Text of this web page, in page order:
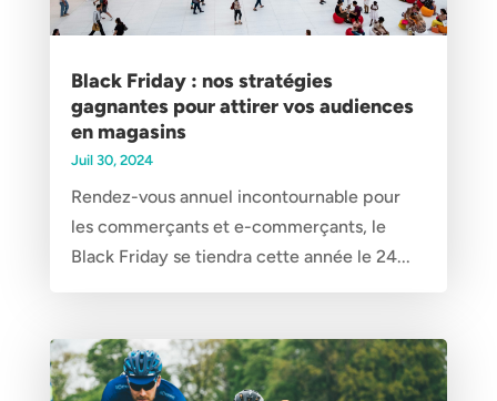
Black Friday : nos stratégies
gagnantes pour attirer vos audiences
en magasins
Juil 30, 2024
Rendez-vous annuel incontournable pour
les commerçants et e-commerçants, le
Black Friday se tiendra cette année le 24...